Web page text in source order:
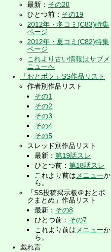
最新： その20
ひとつ前： その19
2012年・冬コミ(C83)特集
ページ
2012年・夏コミ(C82)特集
ページ
これより古い情報はサブメ
ニューへ
「おとボク」SS作品リスト
作者別作品リスト
その1
その2
その3
その4
その5
スレッド別作品リスト
最新： 第19話スレ
ひとつ前： 第18話スレ
これより前は メニューか
ら。
「SS投稿掲示板＠おとボ
クまとめ」作品リスト
最新： その8
ひとつ前： その7
これより前は メニューか
ら。
戯れ言